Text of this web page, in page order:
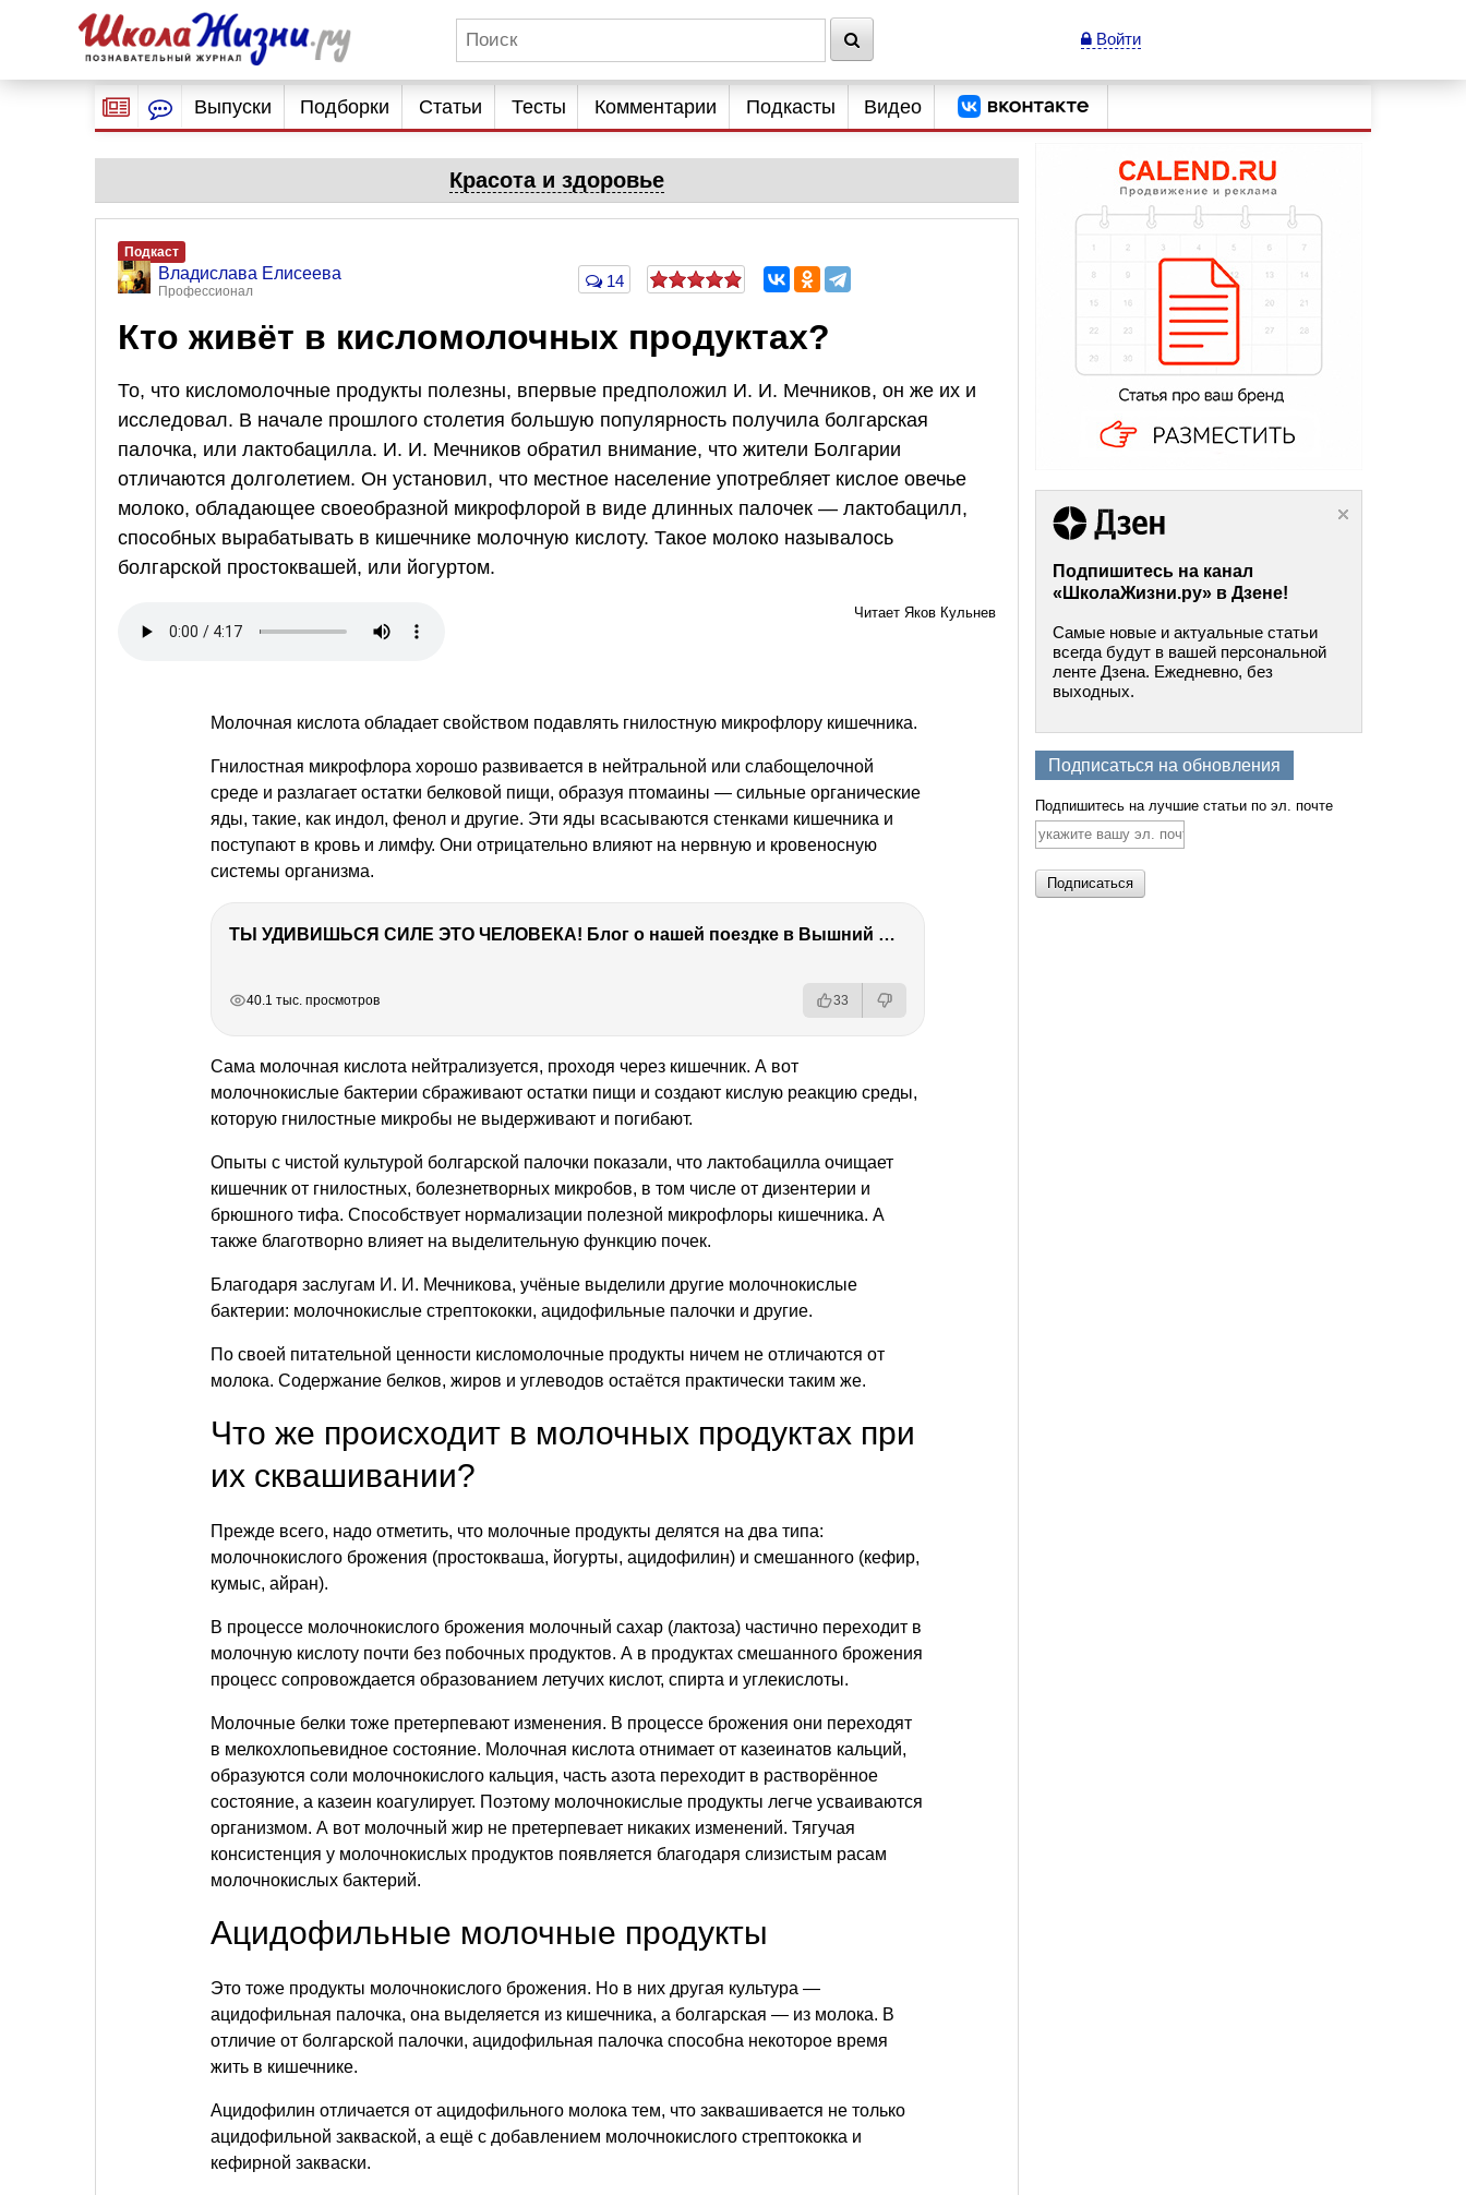
Войти
Выпуски Подборки Статьи Тесты Комментарии Подкасты Видео
Красота и здоровье
Подкаст
Владислава Елисеева
Профессионал
14
Кто живёт в кисломолочных продуктах?
То, что кисломолочные продукты полезны, впервые предположил И. И. Мечников, он же их и
исследовал. В начале прошлого столетия большую популярность получила болгарская
палочка, или лактобацилла. И. И. Мечников обратил внимание, что жители Болгарии
отличаются долголетием. Он установил, что местное население употребляет кислое овечье
молоко, обладающее своеобразной микрофлорой в виде длинных палочек — лактобацилл,
способных вырабатывать в кишечнике молочную кислоту. Такое молоко называлось
болгарской простоквашей, или йогуртом.
Читает Яков Кульнев
Молочная кислота обладает свойством подавлять гнилостную микрофлору кишечника.
Гнилостная микрофлора хорошо развивается в нейтральной или слабощелочной
среде и разлагает остатки белковой пищи, образуя птомаины — сильные органические
яды, такие, как индол, фенол и другие. Эти яды всасываются стенками кишечника и
поступают в кровь и лимфу. Они отрицательно влияют на нервную и кровеносную
системы организма.
ТЫ УДИВИШЬСЯ СИЛЕ ЭТО ЧЕЛОВЕКА! Блог о нашей поездке в Вышний Волочек
40.1 тыс. просмотров 33
Сама молочная кислота нейтрализуется, проходя через кишечник. А вот
молочнокислые бактерии сбраживают остатки пищи и создают кислую реакцию среды,
которую гнилостные микробы не выдерживают и погибают.
Опыты с чистой культурой болгарской палочки показали, что лактобацилла очищает
кишечник от гнилостных, болезнетворных микробов, в том числе от дизентерии и
брюшного тифа. Способствует нормализации полезной микрофлоры кишечника. А
также благотворно влияет на выделительную функцию почек.
Благодаря заслугам И. И. Мечникова, учёные выделили другие молочнокислые
бактерии: молочнокислые стрептококки, ацидофильные палочки и другие.
По своей питательной ценности кисломолочные продукты ничем не отличаются от
молока. Содержание белков, жиров и углеводов остаётся практически таким же.
Что же происходит в молочных продуктах при
их сквашивании?
Прежде всего, надо отметить, что молочные продукты делятся на два типа:
молочнокислого брожения (простокваша, йогурты, ацидофилин) и смешанного (кефир,
кумыс, айран).
В процессе молочнокислого брожения молочный сахар (лактоза) частично переходит в
молочную кислоту почти без побочных продуктов. А в продуктах смешанного брожения
процесс сопровождается образованием летучих кислот, спирта и углекислоты.
Молочные белки тоже претерпевают изменения. В процессе брожения они переходят
в мелкохлопьевидное состояние. Молочная кислота отнимает от казеинатов кальций,
образуются соли молочнокислого кальция, часть азота переходит в растворённое
состояние, а казеин коагулирует. Поэтому молочнокислые продукты легче усваиваются
организмом. А вот молочный жир не претерпевает никаких изменений. Тягучая
консистенция у молочнокислых продуктов появляется благодаря слизистым расам
молочнокислых бактерий.
Ацидофильные молочные продукты
Это тоже продукты молочнокислого брожения. Но в них другая культура —
ацидофильная палочка, она выделяется из кишечника, а болгарская — из молока. В
отличие от болгарской палочки, ацидофильная палочка способна некоторое время
жить в кишечнике.
Ацидофилин отличается от ацидофильного молока тем, что заквашивается не только
ацидофильной закваской, а ещё с добавлением молочнокислого стрептококка и
кефирной закваски.
Подпишитесь на канал
«ШколаЖизни.ру» в Дзене!
Самые новые и актуальные статьи
всегда будут в вашей персональной
ленте Дзена. Ежедневно, без
выходных.
Подписаться на обновления
Подпишитесь на лучшие статьи по эл. почте